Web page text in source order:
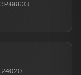
66633
24020